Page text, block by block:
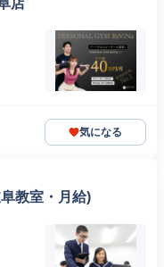
店
気になる
教室・月給)